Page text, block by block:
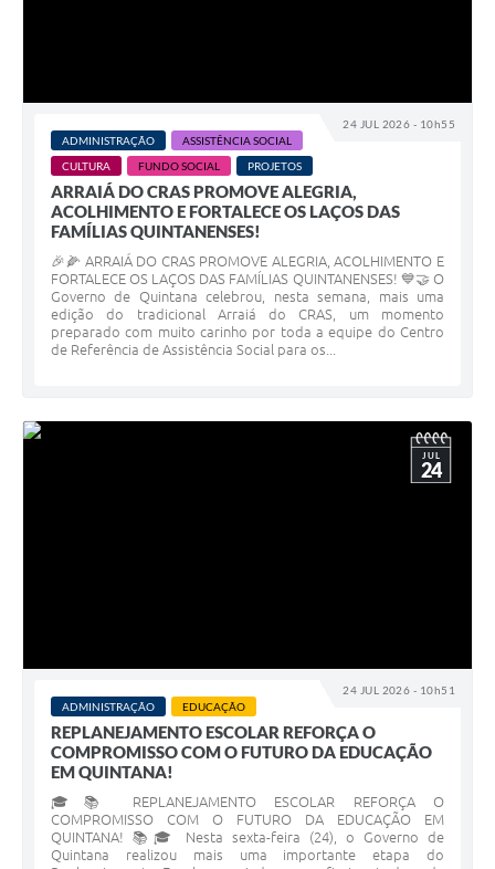
24 JUL 2026 - 10h55
ADMINISTRAÇÃO
ASSISTÊNCIA SOCIAL
CULTURA
FUNDO SOCIAL PROJETOS
ARRAIÁ DO CRAS PROMOVE ALEGRIA,
ACOLHIMENTO E FORTALECE OS LAÇOS DAS
FAMÍLIAS QUINTANENSES!
🎉🌽 ARRAIÁ DO CRAS PROMOVE ALEGRIA, ACOLHIMENTO E
FORTALECE OS LAÇOS DAS FAMÍLIAS QUINTANENSES! 💙🤝 O
Governo de Quintana celebrou, nesta semana, mais uma
edição do tradicional Arraiá do CRAS, um momento
preparado com muito carinho por toda a equipe do Centro
de Referência de Assistência Social para os...
24 JUL 2026 - 10h51
JUL
24
ADMINISTRAÇÃO EDUCAÇÃO
REPLANEJAMENTO ESCOLAR REFORÇA O
COMPROMISSO COM O FUTURO DA EDUCAÇÃO
EM QUINTANA!
🎓📚 REPLANEJAMENTO ESCOLAR REFORÇA O
COMPROMISSO COM O FUTURO DA EDUCAÇÃO EM
QUINTANA! 📚🎓 Nesta sexta-feira (24), o Governo de
Quintana realizou mais uma importante etapa do